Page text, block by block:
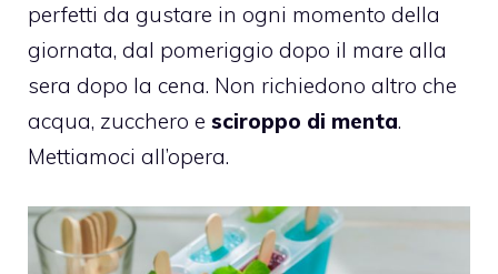
perfetti da gustare in ogni momento della
giornata, dal pomeriggio dopo il mare alla
sera dopo la cena. Non richiedono altro che
acqua, zucchero e sciroppo di menta.
Mettiamoci all’opera.